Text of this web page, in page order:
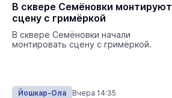
В сквере Семёновки монтируют
сцену с гримёркой
В сквере Семёновки начали
монтировать сцену с гримёркой.
Йошкар-Ола Вчера 14:35